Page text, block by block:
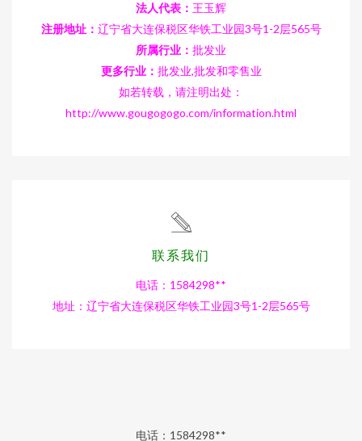
法人代表： 王玉辉
注册地址： 辽宁省大连保税区华铁工业园3号1-2层565号
所属行业： 批发业
更多行业： 批发业,批发和零售业
如若转载，请注明出处：
http://www.gougogogo.com/information.html
联系我们
电话：1584298**
地址：辽宁省大连保税区华铁工业园3号1-2层565号
电话：1584298**